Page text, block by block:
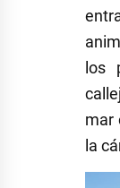
los
mar
la